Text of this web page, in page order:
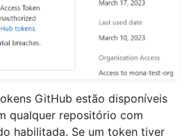
GitHub estão disponíveis
qualquer repositório com
habilitada. Se um token tiver